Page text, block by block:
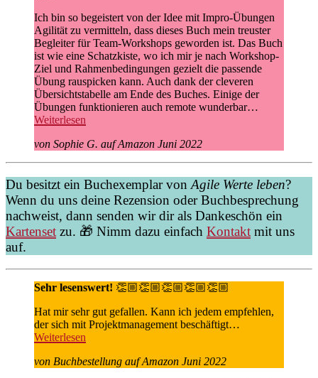
Ich bin so begeistert von der Idee mit Impro-Übungen
Agilität zu vermitteln, dass dieses Buch mein treuster
Begleiter für Team-Workshops geworden ist. Das Buch
ist wie eine Schatzkiste, wo ich mir je nach Workshop-
Ziel und Rahmenbedingungen gezielt die passende
Übung rauspicken kann. Auch dank der cleveren
Übersichtstabelle am Ende des Buches. Einige der
Übungen funktionieren auch remote wunderbar…
Weiterlesen
von Sophie G. auf Amazon Juni 2022
Du besitzt ein Buchexemplar von Agile Werte leben?
Wenn du uns deine Rezension oder Buchbesprechung
nachweist, dann senden wir dir als Dankeschön ein
Kartenset zu. 🎁 Nimm dazu einfach Kontakt mit uns
auf.
Sehr lesenswert! 👏🏼👏🏼👏🏼👏🏼👏🏼
Hat mir sehr gut gefallen. Kann ich jedem empfehlen,
der sich mit Projektmanagement beschäftigt…
Weiterlesen
von Buchbestellung auf Amazon Juni 2022